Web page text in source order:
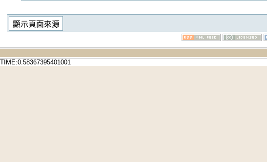
TIME:0.58367395401001